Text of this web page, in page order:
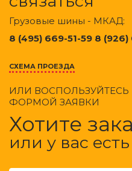
Грузовые шины - МКАД:
8 (495) 669-51-59 8
СХЕМА ПРОЕЗДА
ИЛИ ВОСПОЛЬЗУЙТЕСЬ
ФОРМОЙ ЗАЯВКИ
Хотите
или у вас